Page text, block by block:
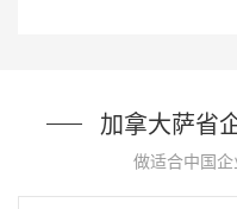
加拿大萨省
做适合中国